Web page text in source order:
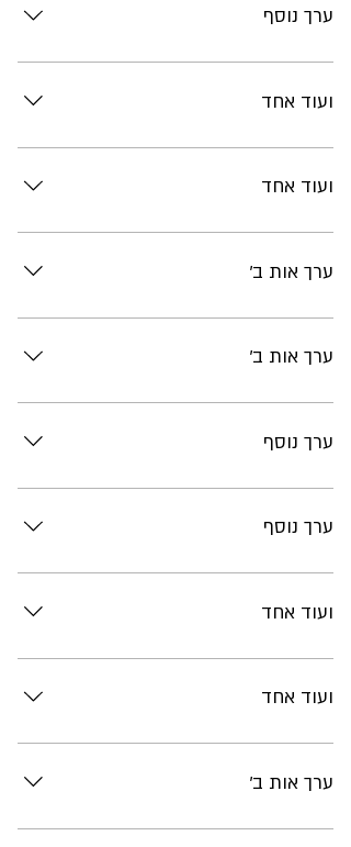
ערך נוסף
תוכן
ועוד אחד
תוכן
ועוד אחד
תוכן
ערך אות ב'
תוכן
ערך אות ב'
תוכן
ערך נוסף
תוכן
ערך נוסף
תוכן
ועוד אחד
תוכן
ועוד אחד
תוכן
ערך אות ב'
תוכן